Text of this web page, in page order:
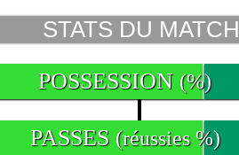
STATS DU MATCH
POSSESSION (%)
PASSES (réussies %)